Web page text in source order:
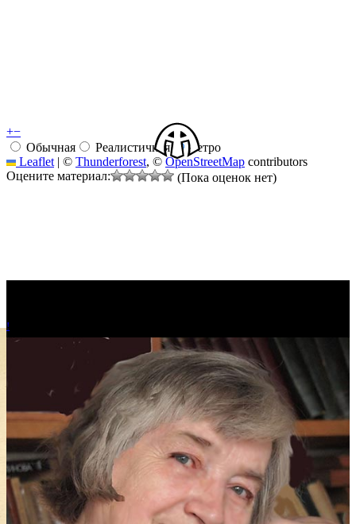
+−
Обычная
Реалистичная
Ретро
Leaflet | © Thunderforest, © OpenStreetMap contributors
Оцените материал:
(Пока оценок нет)
!